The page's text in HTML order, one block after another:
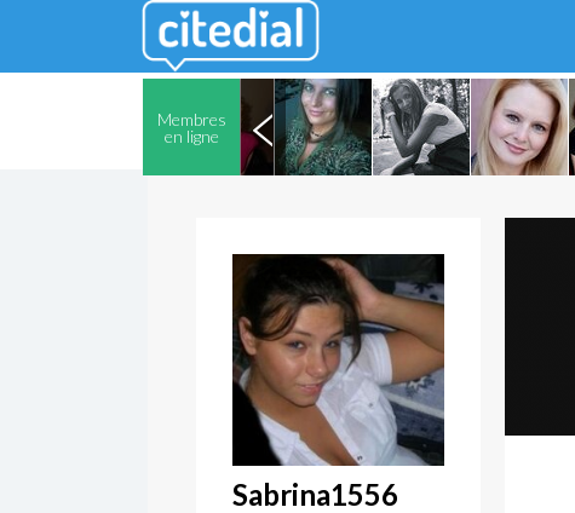
Membres
en ligne
Sabrina1556